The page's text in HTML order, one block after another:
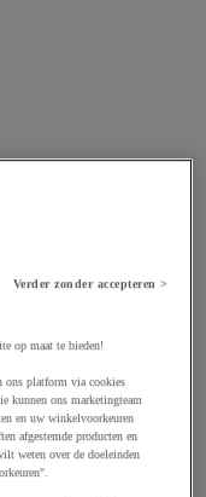
Verder zonder accepteren >
op maat te bieden!
ons platform via cookies
kunnen ons marketingteam
en uw winkelvoorkeuren
afgestemde producten en
weten over de doeleinden